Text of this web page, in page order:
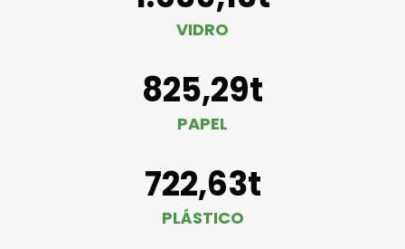
VIDRO
825,29t
PAPEL
722,63t
PLÁSTICO